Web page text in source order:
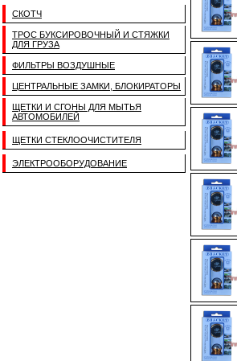
СКОТЧ
ТРОС БУКСИРОВОЧНЫЙ И СТЯЖКИ
ДЛЯ ГРУЗА
ФИЛЬТРЫ ВОЗДУШНЫЕ
ЦЕНТРАЛЬНЫЕ ЗАМКИ, БЛОКИРАТОРЫ
ЩЕТКИ И СГОНЫ ДЛЯ МЫТЬЯ
АВТОМОБИЛЕЙ
ЩЕТКИ СТЕКЛООЧИСТИТЕЛЯ
ЭЛЕКТРООБОРУДОВАНИЕ